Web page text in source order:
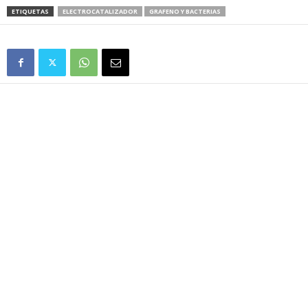
ETIQUETAS ELECTROCATALIZADOR GRAFENO Y BACTERIAS